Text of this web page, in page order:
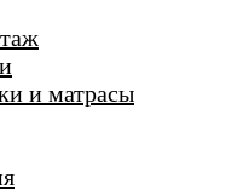
и матрасы